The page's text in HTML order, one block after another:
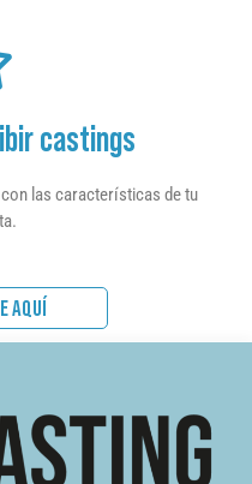
castings
las características de tu
AQUÍ